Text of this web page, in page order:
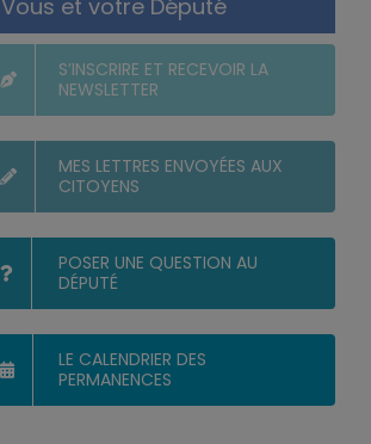
Vous et votre Député
S’INSCRIRE ET RECEVOIR LA
NEWSLETTER
MES LETTRES ENVOYÉES AUX
CITOYENS
POSER UNE QUESTION AU
DÉPUTÉ
LE CALENDRIER DES
PERMANENCES